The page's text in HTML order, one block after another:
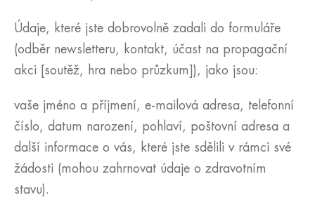
Údaje, které jste dobrovolně zadali do formuláře
(odběr newsletteru, kontakt, účast na propagační
akci [soutěž, hra nebo průzkum]), jako jsou:
vaše jméno a příjmení, e-mailová adresa, telefonní
číslo, datum narození, pohlaví, poštovní adresa a
další informace o vás, které jste sdělili v rámci své
žádosti (mohou zahrnovat údaje o zdravotním
stavu).